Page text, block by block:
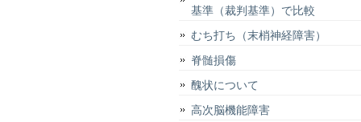
基準（裁判基準）で比較
むち打ち（末梢神経障害）
脊髄損傷
醜状について
高次脳機能障害